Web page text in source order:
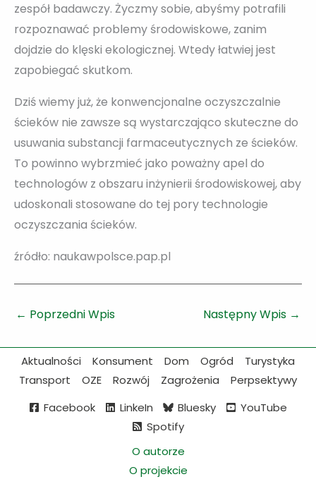
zespół badawczy. Życzmy sobie, abyśmy potrafili
rozpoznawać problemy środowiskowe, zanim
dojdzie do klęski ekologicznej. Wtedy łatwiej jest
zapobiegać skutkom.
Dziś wiemy już, że konwencjonalne oczyszczalnie
ścieków nie zawsze są wystarczająco skuteczne do
usuwania substancji farmaceutycznych ze ścieków.
To powinno wybrzmieć jako poważny apel do
technologów z obszaru inżynierii środowiskowej, aby
udoskonali stosowane do tej pory technologie
oczyszczania ścieków.
źródło: naukawpolsce.pap.pl
← Poprzedni Wpis Następny Wpis →
Aktualności Konsument Dom Ogród
Turystyka
Transport
OZE Rozwój Zagrożenia
Perpsektywy
Facebook
LinkeIn Bluesky
YouTube
Spotify
O autorze
O projekcie